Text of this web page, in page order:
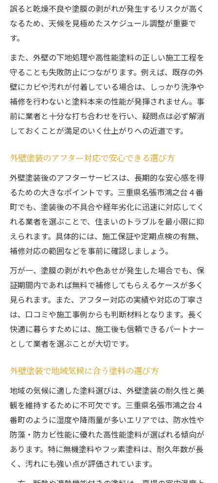
誤ると乾燥不良や塗膜の剥がれが発生するリスクが高く
なるため、天候を見極めたスケジュール調整が重要で
す。
また、外壁の下地処理や高性能塗料の正しい施工工程を
守ることも失敗防止につながります。例えば、既存の外
壁にカビや汚れが付着している場合は、しっかり洗浄や
補修を行わないと塗料本来の性能が発揮されません。事
前に業者と十分な打ち合わせを行い、疑問点は必ず解消
しておくことが満足のいく仕上がりへの近道です。
外壁塗装のアフター対応で安心できる選び方
外壁塗装後のアフターサービスは、長期的な安心感を得
るための大きなポイントです。三重県名張市鴻之台４番
町でも、塗装後の不具合や経年劣化に迅速に対応してく
れる業者を選ぶことで、住まいのトラブルを最小限に抑
えられます。具体的には、施工保証や定期点検の有無、
補修対応の範囲などを事前に確認しましょう。
万が一、塗膜の剥がれや色あせが発生した場合でも、保
証期間内であれば無料で補修してもらえるケースが多く
見られます。また、アフター対応の実績や対応の丁寧さ
は、口コミや施工事例からも判断材料となります。長く
快適に暮らすためには、施工後も信頼できるパートナー
として業者を選ぶことが大切です。
外壁塗装で地域気候に合う塗料の選び方
地域の気候に適した塗料選びは、外壁塗装の耐久性と美
観を維持するために不可欠です。三重県名張市鴻之台４
番町のように湿度や降雨量が多いエリアでは、防水性や
防藻・防カビ性能に優れた高性能塗料が選ばれる傾向が
あります。特に無機塗料やフッ素塗料は、耐久年数が長
く、汚れにも強い点が評価されています。